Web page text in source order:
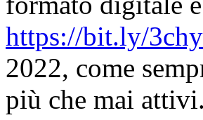
https://bit.ly/
2022, come
più che mai attivi.